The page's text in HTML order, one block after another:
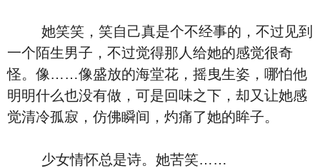
她笑笑，笑自己真是个不经事的，不过见到
一个陌生男子，不过觉得那人给她的感觉很奇
怪。像……像盛放的海堂花，摇曳生姿，哪怕他
明明什么也没有做，可是回味之下，却又让她感
觉清冷孤寂，仿佛瞬间，灼痛了她的眸子。
少女情怀总是诗。她苦笑……